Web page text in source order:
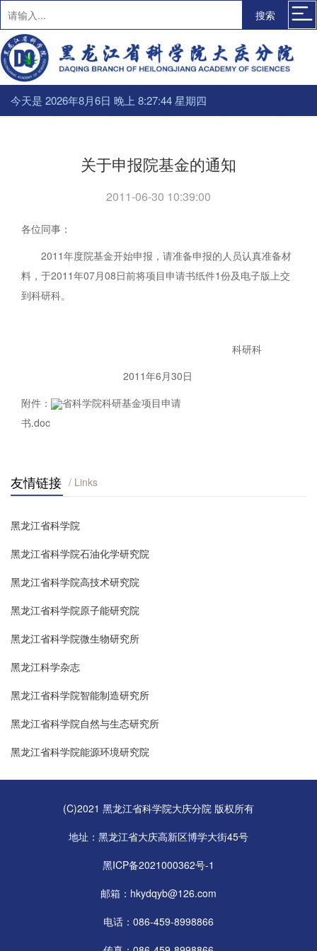
搜索
今天是 2026年8月6日 晚上 8:27:44 星期四
关于申报院基金的通知
2011-06-30 10:39:00
各位同事：
2011年度院基金开始申报，请准备申报的人员认真准备材
料，于2011年07月08日前将项目申请书纸件1份及电子版上交
到科研科。
科研科
2011年6月30日
附件：
省科学院科研基金项目申请
书.doc
友情链接 / Links
黑龙江省科学院
黑龙江省科学院石油化学研究院
黑龙江省科学院高技术研究院
黑龙江省科学院原子能研究院
黑龙江省科学院微生物研究所
黑龙江科学杂志
黑龙江省科学院智能制造研究所
黑龙江省科学院自然与生态研究所
黑龙江省科学院能源环境研究院
(C)2021 黑龙江省科学院大庆分院 版权所有
地址：黑龙江省大庆高新区博学大街45号
黑ICP备2021000362号-1
邮箱：hkydqyb@126.com
电话：086-459-8998866